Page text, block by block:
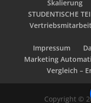
Skalierung
STUDENTISCHE
Impressum
Marketing
Vergleich –
Copyright ©